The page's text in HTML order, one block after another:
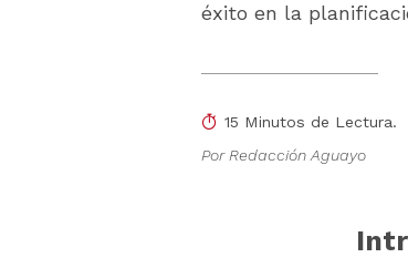
15 Minutos de Lectura.
Por Redacción Aguayo
éxito en la